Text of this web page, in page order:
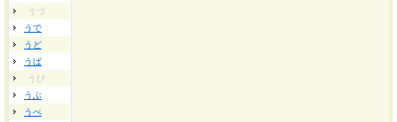
うづ
うで
うど
うば
うび
うぶ
うべ